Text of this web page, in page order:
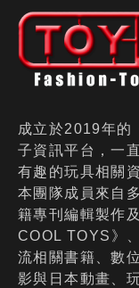
成立於2019年
子資訊平台，一
有趣的玩具相關
本團隊成員來自
籍專刊編輯製作
COOL TOYS》
流相關書籍、數
影與日本動畫、